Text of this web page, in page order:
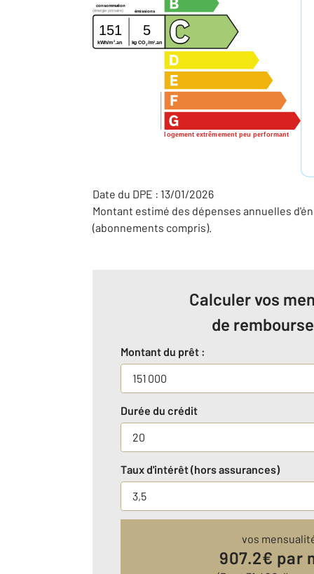
logement extrêmement peu performant
consommation
émissions
(énergie primaire)
151 5
kWh/m 2 .an kg CO2/m2 .an
Date du DPE : 13/01/2026
Montant estimé des dépenses annuelles
(abonnements compris).
Calculer vos
de
Montant du prêt :
Durée du crédit
Taux d'intérêt (hors assurances)
vos
907.2€ par